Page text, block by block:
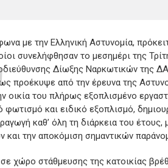
με την Ελληνική Αστυνομία,
συνελήφθησαν το μεσημέρι της
Δίωξης Ναρκωτικών της
προέκυψε από την έρευνα της
οικία του πλήρως εξοπλισμένο
φωτισμό και ειδικό εξοπλισμό,
καθ’ όλη τη διάρκεια του
και την αποκόμιση σημαντικών
χώρο στάθμευσης της κατοικίας